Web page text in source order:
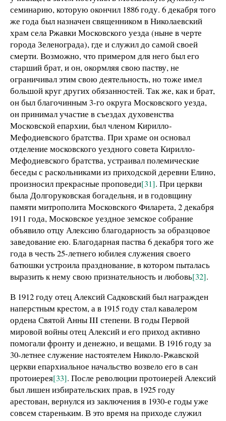
семинарию, которую окончил 1886 году. 6 декабря того
же года был назначен священником в Николаевский
храм села Ржавки Московского уезда (ныне в черте
города Зеленограда), где и служил до самой своей
смерти. Возможно, что примером для него был его
старший брат, и он, окормляя свою паству, не
ограничивал этим свою деятельность, но тоже имел
большой круг других обязанностей. Так же, как и брат,
он был благочинным 3-го округа Московского уезда,
он принимал участие в съездах духовенства
Московской епархии, был членом Кирилло-
Мефодиевского братства. При храме он основал
отделение московского уездного совета Кирилло-
Мефодиевского братства, устраивал полемические
беседы с раскольниками из приходской деревни Елино,
произносил прекрасные проповеди[31]. При церкви
была Долгоруковская богадельня, и в годовщину
памяти митрополита Московского Филарета, 2 декабря
1911 года, Московское уездное земское собрание
объявило отцу Алексию благодарность за образцовое
заведование ею. Благодарная паства 6 декабря того же
года в честь 25-летнего юбилея служения своего
батюшки устроила празднование, в котором пыталась
выразить к нему свою признательность и любовь[32].
В 1912 году отец Алексий Садковский был награжден
наперстным крестом, а в 1915 году стал кавалером
ордена Святой Анны III степени. В годы Первой
мировой войны отец Алексий и его приход активно
помогали фронту и денежно, и вещами. В 1916 году за
30-летнее служение настоятелем Николо-Ржавской
церкви епархиальное начальство возвело его в сан
протоиерея[33]. После революции протоиерей Алексий
был лишен избирательских прав, в 1925 году
арестован, вернулся из заключения в 1930-е годы уже
совсем стареньким. В это время на приходе служил